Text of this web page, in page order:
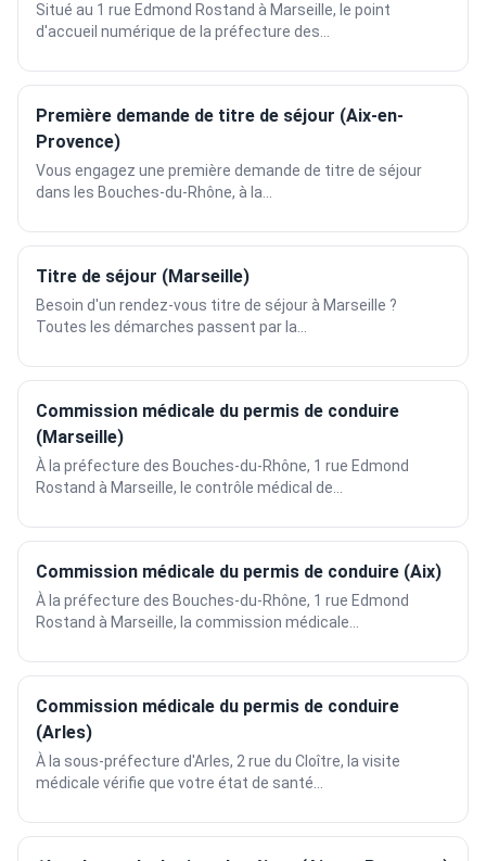
Situé au 1 rue Edmond Rostand à Marseille, le point
d'accueil numérique de la préfecture des...
Première demande de titre de séjour (Aix-en-
Provence)
Vous engagez une première demande de titre de séjour
dans les Bouches-du-Rhône, à la...
Titre de séjour (Marseille)
Besoin d'un rendez-vous titre de séjour à Marseille ?
Toutes les démarches passent par la...
Commission médicale du permis de conduire
(Marseille)
À la préfecture des Bouches-du-Rhône, 1 rue Edmond
Rostand à Marseille, le contrôle médical de...
Commission médicale du permis de conduire (Aix)
À la préfecture des Bouches-du-Rhône, 1 rue Edmond
Rostand à Marseille, la commission médicale...
Commission médicale du permis de conduire
(Arles)
À la sous-préfecture d'Arles, 2 rue du Cloître, la visite
médicale vérifie que votre état de santé...